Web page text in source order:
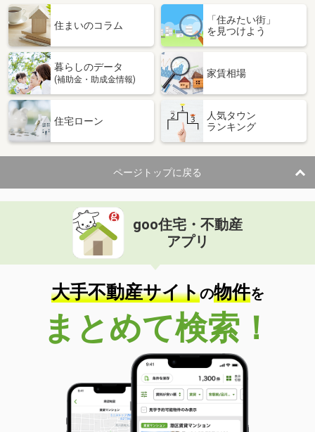
住まいのコラム
「住みたい街」
を見つけよう
暮らしのデータ
(補助金・助成金情報)
家賃相場
住宅ローン
人気タウン
ランキング
ページトップに戻る
goo住宅・不動産
アプリ
大手不動産サイトの物件を
まとめて検索！